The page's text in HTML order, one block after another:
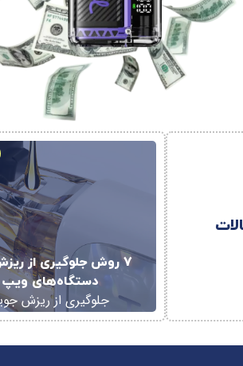
7 روش جلوگیری از
دستگاه‌های ویپ
جلوگیری از ریزش